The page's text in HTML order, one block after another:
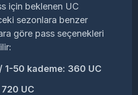
için beklenen UC
sezonlara benzer
göre pass seçenekleri
1-50 kademe: 360 UC
720 UC